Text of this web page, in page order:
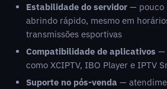
Estabilidade do servidor — pouco
abrindo rápido, mesmo em
transmissões esportivas
Compatibilidade de aplicativos —
como XCIPTV, IBO Player e IPTV
Suporte no pós-venda —